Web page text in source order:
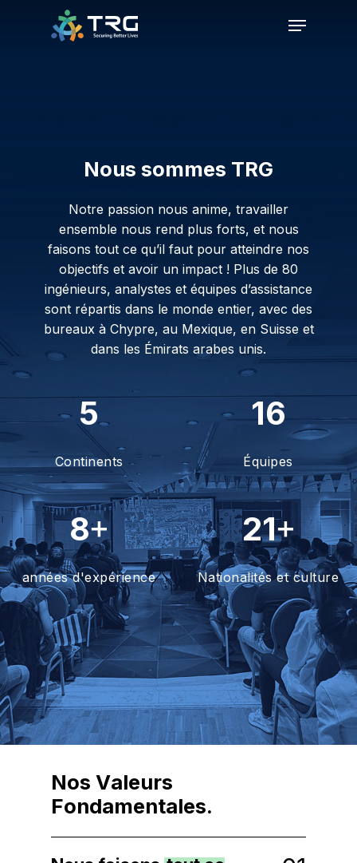
Menu
Nous sommes TRG
Notre passion nous anime, travailler
ensemble nous rend plus forts, et nous
faisons tout ce qu’il faut pour atteindre nos
objectifs et avoir un impact ! Plus de 80
ingénieurs, analystes et équipes d’assistance
sont répartis dans le monde entier, avec des
bureaux à Chypre, au Mexique, en Suisse et
dans les Émirats arabes unis.
5
Continents
16
Équipes
8+
années d'expérience
21+
Nationalités et culture
Nos Valeurs
Fondamentales.